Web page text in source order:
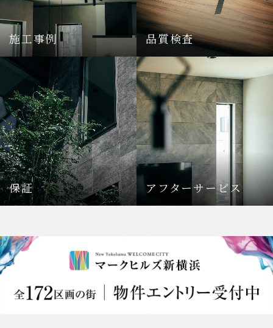
施工事例 品質検査
保証 アフターサービス